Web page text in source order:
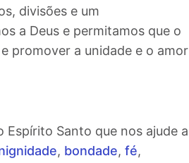
divisões e um
a Deus e permitamos que o
promover a unidade e o amor
Espírito Santo que nos ajude a
, bondade, fé,